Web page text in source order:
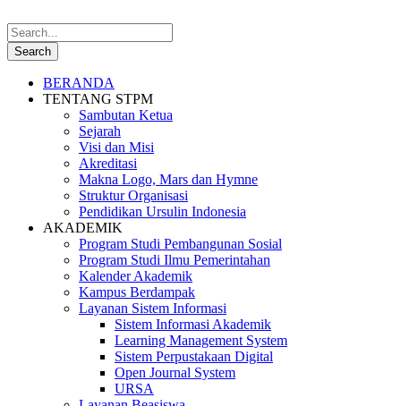
BERANDA
TENTANG STPM
Sambutan Ketua
Sejarah
Visi dan Misi
Akreditasi
Makna Logo, Mars dan Hymne
Struktur Organisasi
Pendidikan Ursulin Indonesia
AKADEMIK
Program Studi Pembangunan Sosial
Program Studi Ilmu Pemerintahan
Kalender Akademik
Kampus Berdampak
Layanan Sistem Informasi
Sistem Informasi Akademik
Learning Management System
Sistem Perpustakaan Digital
Open Journal System
URSA